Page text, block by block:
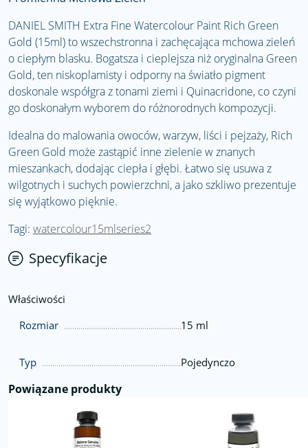
DANIEL SMITH Extra Fine Watercolour Paint Rich Green
Gold (15ml) to wszechstronna i zachęcająca mchowa zieleń
o ciepłym blasku. Bogatsza i cieplejsza niż oryginalna Green
Gold, ten niskoplamisty i odporny na światło pigment
doskonale współgra z tonami ziemi i Quinacridone, co czyni
go doskonałym wyborem do różnorodnych kompozycji.
Idealna do malowania owoców, warzyw, liści i pejzaży, Rich
Green Gold może zastąpić inne zielenie w znanych
mieszankach, dodając ciepła i głębi. Łatwo się usuwa z
wilgotnych i suchych powierzchni, a jako szkliwo prezentuje
się wyjątkowo pięknie.
Tagi: watercolour15mlseries2
Specyfikacje
Właściwości
Rozmiar
15 ml
Typ Pojedynczo
Powiązane produkty